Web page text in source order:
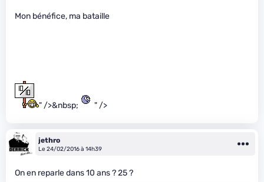
Mon bénéfice, ma bataille
" />&nbsp; " />
jethro
Le 24/02/2016 à 14h39
On en reparle dans 10 ans ? 25 ?